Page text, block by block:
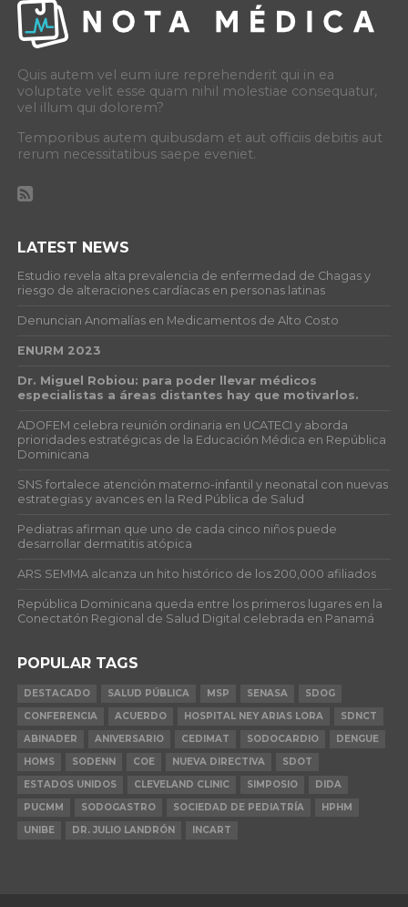
Quis autem vel eum iure reprehenderit qui in ea
voluptate velit esse quam nihil molestiae consequatur,
vel illum qui dolorem?
Temporibus autem quibusdam et aut officiis debitis aut
rerum necessitatibus saepe eveniet.
LATEST NEWS
Estudio revela alta prevalencia de enfermedad de Chagas y
riesgo de alteraciones cardíacas en personas latinas
Denuncian Anomalías en Medicamentos de Alto Costo
ENURM 2023
Dr. Miguel Robiou: para poder llevar médicos
especialistas a áreas distantes hay que motivarlos.
ADOFEM celebra reunión ordinaria en UCATECI y aborda
prioridades estratégicas de la Educación Médica en República
Dominicana
SNS fortalece atención materno-infantil y neonatal con nuevas
estrategias y avances en la Red Pública de Salud
Pediatras afirman que uno de cada cinco niños puede
desarrollar dermatitis atópica
ARS SEMMA alcanza un hito histórico de los 200,000 afiliados
República Dominicana queda entre los primeros lugares en la
Conectatón Regional de Salud Digital celebrada en Panamá
POPULAR TAGS
DESTACADO SALUD PÚBLICA MSP SENASA
SDOG
CONFERENCIA
ACUERDO HOSPITAL NEY ARIAS LORA
SDNCT
ABINADER
ANIVERSARIO CEDIMAT SODOCARDIO
DENGUE
HOMS
SODENN COE NUEVA DIRECTIVA
SDOT
ESTADOS UNIDOS
CLEVELAND CLINIC SIMPOSIO
DIDA
PUCMM
SODOGASTRO SOCIEDAD DE PEDIATRÍA
HPHM
UNIBE
DR. JULIO LANDRÓN INCART